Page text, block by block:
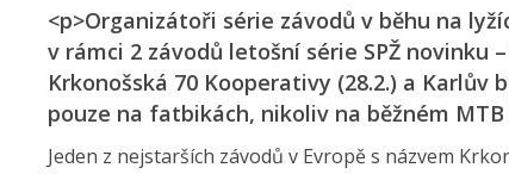
<p>Organizátoři série závodů v běhu na
v rámci 2 závodů letošní série SPŽ novinku
Krkonošská 70 Kooperativy (28.2.) a Karlův
pouze na fatbikách, nikoliv na běžném MTB
Jeden z nejstarších závodů v Evropě s názvem